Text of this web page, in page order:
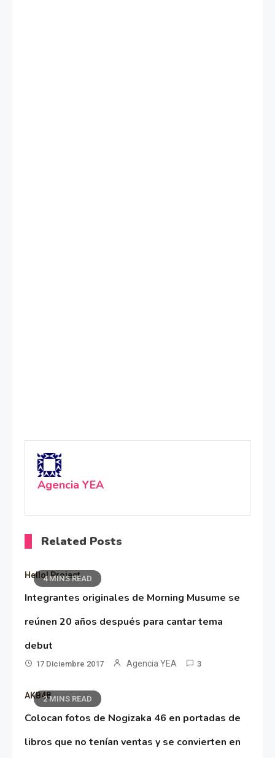
Agencia YEA
Related Posts
4 MINS READ
Hello! Project
Integrantes originales de Morning Musume se
reúnen 20 años después para cantar tema
debut
17 Diciembre 2017 Agencia YEA 3
2 MINS READ
AKB48
Colocan fotos de Nogizaka 46 en portadas de
libros que no tenían ventas y se convierten en